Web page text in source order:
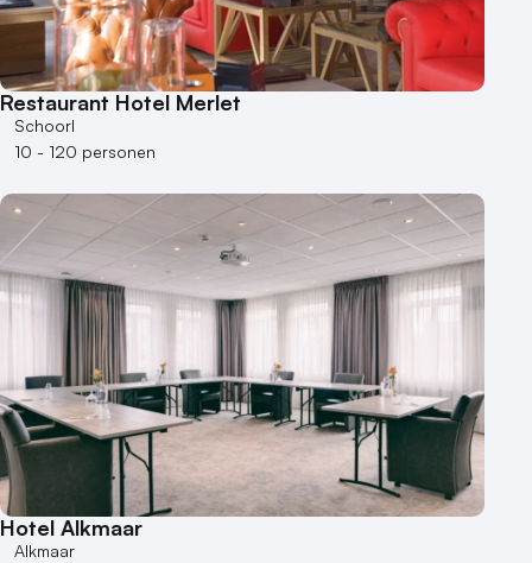
Restaurant Hotel Merlet
Schoorl
10 - 120 personen
Hotel Alkmaar
Alkmaar